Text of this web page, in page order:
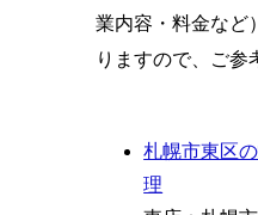
業内容・料金など
りますので、ご
札幌市東区
理